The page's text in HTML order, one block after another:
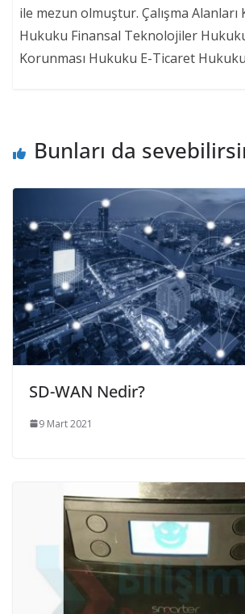
ile mezun olmuştur. Çalışma Alanları
Hukuku Finansal Teknolojiler
Korunması Hukuku E-Ticaret Hukuku
Bunları da
SD-WAN Nedir?
9 Mart 2021